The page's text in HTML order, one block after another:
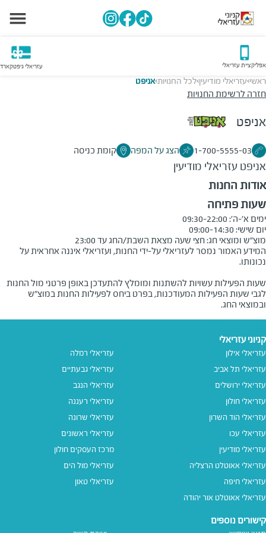
אפליקציית עזריאלי עזריאלי גיפטקארד
ראשי>עזריאלי מודיעין>לכל החנויות>אניפט
חזרה לרשימת החנויות
אניפט
1-700-5555-03 הצג על המפה קומת כניסה
אניפט עזריאלי מודיעין
אודות החנות
שעות פתיחה
מוצ"ש ומוצאי חג: חצי שעה מצאת השבת/החג עד 23:00
המידע האמור נמסר לעזריאלי על-ידי החנות, ועזריאלי איננה אחראית על
שעות הפעילות עשויות להשתנות ומומלץ להתעדכן באופן פרטני מול החנות
לגבי שעות הפעילות המעודכנות, בפרט ביחס לפעילות החנות במוצ"ש
ובמוצאי החג.
קניוני עזריאלי
עזריאלי אילון
עזריאלי תל אביב
עזריאלי ירושלים
עזריאלי חולון
עזריאלי הוד השרון
עזריאלי עכו
עזריאלי מודיעין
עזריאלי אאוטלט הרצליה
עזריאלי חיפה
עזריאלי אאוטלט אור יהודה
עזריאלי רמלה
עזריאלי גבעתיים
עזריאלי הנגב
עזריאלי רעננה
עזריאלי שרונה
עזריאלי ראשונים
מרכז העסקים חולון
עזריאלי מול הים
עזריאלי טאון
קישורים נוספים